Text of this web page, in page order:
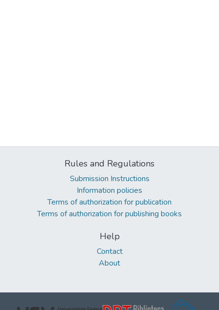
Rules and Regulations
Submission Instructions
Information policies
Terms of authorization for publication
Terms of authorization for publishing books
Help
Contact
About